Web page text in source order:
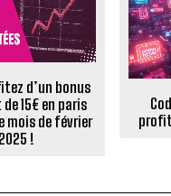
d’un bonus
de 15€ en paris
mois de février
2025 !